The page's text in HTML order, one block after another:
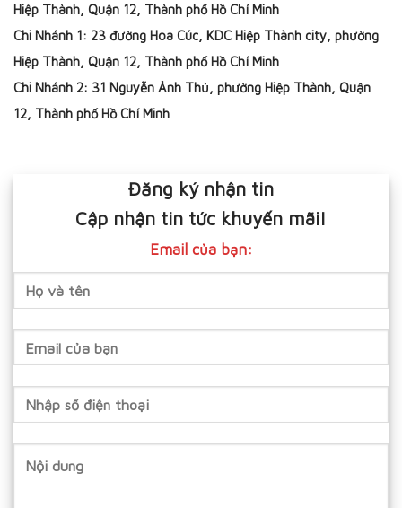
Hiệp Thành, Quận 12, Thành phố Hồ Chí Minh
Chi Nhánh 1: 23 đường Hoa Cúc, KDC Hiệp Thành city, phường
Hiệp Thành, Quận 12, Thành phố Hồ Chí Minh
Chi Nhánh 2: 31 Nguyễn Ảnh Thủ, phường Hiệp Thành, Quận
12, Thành phố Hồ Chí Minh
Đăng ký nhận tin
Cập nhận tin tức khuyến mãi!
Email của bạn: